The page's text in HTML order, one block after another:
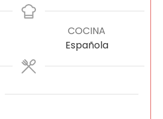
COCINA
Española